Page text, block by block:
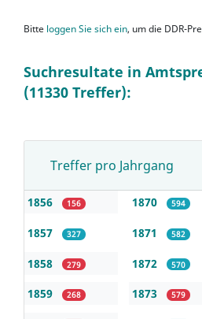
Bitte loggen Sie sich ein, um die DDR-
Suchresultate in
(11330 Treffer):
Treffer pro Jahrgang
1856 156
1857 327
1858 279
1859 268
1870 594
1871 582
1872 570
1873 579